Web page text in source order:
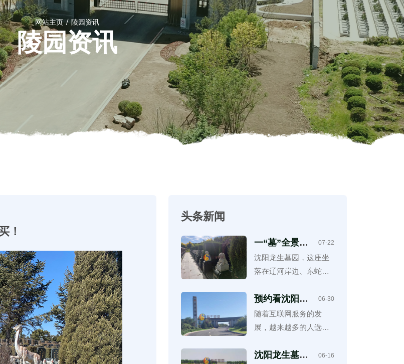
网站主页 陵园资讯
陵园资讯
！
头条新闻
一“墓”全景之
旅，沈阳龙生
墓园园区扫
描，与自然景
07-22
沈阳龙生墓园，这座坐
落在辽河岸边、东蛇山
园，不仅是一处安放逝
者灵魂的静谧之地，更
是一座融合了自然景观
预约看沈阳陵
园时如何保护
个人隐私？
06-30
​随着互联网服务的发
展，越来越多的人选择
微信公众号或第三方平
沈阳龙生墓
06-16